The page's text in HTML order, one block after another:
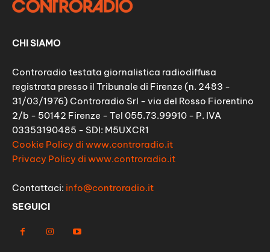
CHI SIAMO
Controradio testata giornalistica radiodiffusa
registrata presso il Tribunale di Firenze (n. 2483 -
31/03/1976) Controradio Srl - via del Rosso Fiorentino
2/b - 50142 Firenze - Tel 055.73.99910 - P. IVA
03353190485 - SDI: M5UXCR1
Cookie Policy di www.controradio.it
Privacy Policy di www.controradio.it
Contattaci: info@controradio.it
SEGUICI